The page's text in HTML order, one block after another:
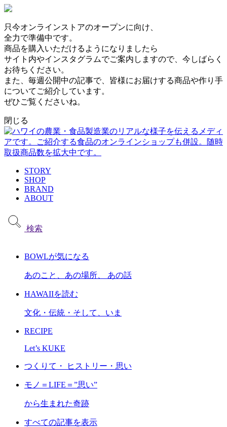
只今オンラインストアのオープンに向け、
全力で準備中です。
商品を購入いただけるようになりましたら
サイト内やインスタグラムでご案内しますので、今しばらく
お待ちください。
また、毎週公開中の記事で、皆様にお届けする商品や作り手
についてご紹介しています。
ぜひご覧くださいね。
閉じる
STORY
SHOP
BRAND
ABOUT
検索
BOWLが気になる
あのこと、あの場所、 あの話
HAWAIIを読む
文化・伝統・そして、いま
RECIPE
Let’s KUKE
つくりて・ ヒストリー・思い
モノ＝LIFE＝”思い”
から生まれた奇跡
すべての記事を表示